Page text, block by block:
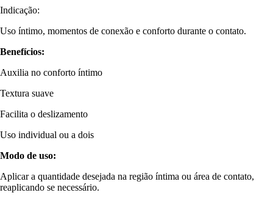
Indicação:
Uso íntimo, momentos de conexão e conforto durante o contato.
Benefícios:
Auxilia no conforto íntimo
Textura suave
Facilita o deslizamento
Uso individual ou a dois
Modo de uso:
Aplicar a quantidade desejada na região íntima ou área de contato,
reaplicando se necessário.